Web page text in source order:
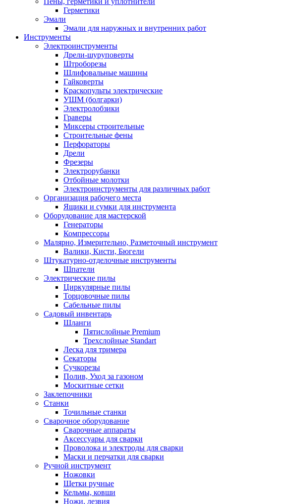
Герметики
Эмали
Эмали для наружных и внутренних работ
Инструменты
Электроинструменты
Дрели-шуруповерты
Штроборезы
Шлифовальные машины
Гайковерты
Краскопульты электрические
УШМ (болгарки)
Электролобзики
Граверы
Миксеры строительные
Строительные фены
Перфораторы
Дрели
Фрезеры
Электрорубанки
Отбойные молотки
Электроинструменты для различных работ
Организация рабочего места
Ящики и сумки для инструмента
Оборудование для мастерской
Генераторы
Компрессоры
Малярно, Измерительно, Разметочный инструмент
Валики, Кисти, Бюгели
Штукатурно-отделочные инструменты
Шпатели
Электрические пилы
Циркулярные пилы
Торцовочные пилы
Сабельные пилы
Садовый инвентарь
Шланги
Пятислойные Premium
Трехслойные Standart
Леска для тримера
Секаторы
Сучкорезы
Полив, Уход за газоном
Москитные сетки
Заклепочники
Станки
Точильные станки
Сварочное оборудование
Сварочные аппараты
Аксессуары для сварки
Проволока и электроды для сварки
Маски и перчатки для сварки
Ручной инструмент
Ножовки
Щетки ручные
Кельмы, ковши
Ножи, лезвия